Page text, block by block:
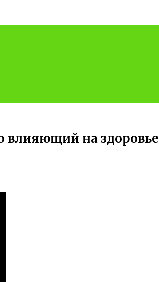
влияющий на здоровье